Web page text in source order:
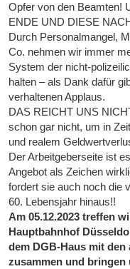
Opfer von den Beamten!
ENDE UND DIESE
Durch Personalmangel,
Co. nehmen wir immer
System der nicht-
halten – als Dank dafür
verhaltenen Applaus.
DAS REICHT UNS
schon gar nicht, um in
und realem
Der Arbeitgeberseite ist
Angebot als Zeichen
fordert sie auch noch die
60. Lebensjahr hinaus!!
Am 05.12.2023 treffen
Hauptbahnhof
dem DGB-Haus mit
zusammen und